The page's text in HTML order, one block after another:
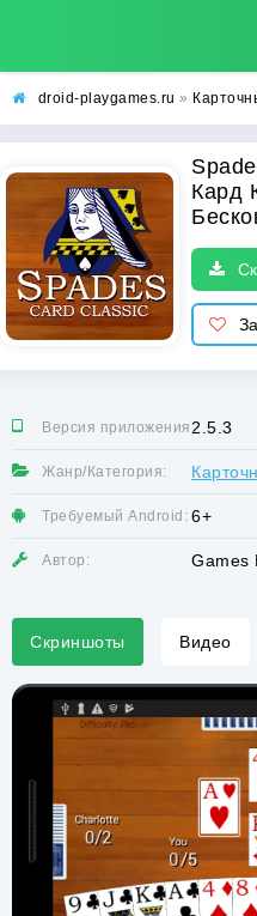
droid-playgames.ru »
Кард
Версия приложения:2.5.3
Жанр/Категория:
Требуемый Android: 6+
Автор: Games
Скриншоты Видео